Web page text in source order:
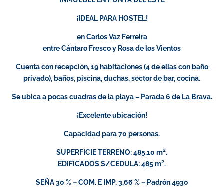
¡IDEAL PARA HOSTEL!
en Carlos Vaz Ferreira
entre Cántaro Fresco y Rosa de los Vientos
Cuenta con recepción, 19 habitaciones (4 de ellas con baño
privado), baños, piscina, duchas, sector de bar, cocina.
Se ubica a pocas cuadras de la playa – Parada 6 de La Brava.
¡Excelente ubicación!
Capacidad para 70 personas.
SUPERFICIE TERRENO: 485,10 m².
EDIFICADOS S/CEDULA: 485 m².
SEÑA 30 % – COM. E IMP. 3,66 % – Padrón 4930